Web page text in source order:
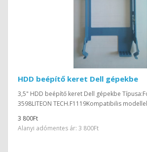
HDD beépítő keret Dell gépekbe
3,5" HDD beépítő keret Dell gépekbe
3598LITEON TECH.F1119Kompatibilis
3 800Ft
Alanyi adómentes ár: 3 800Ft